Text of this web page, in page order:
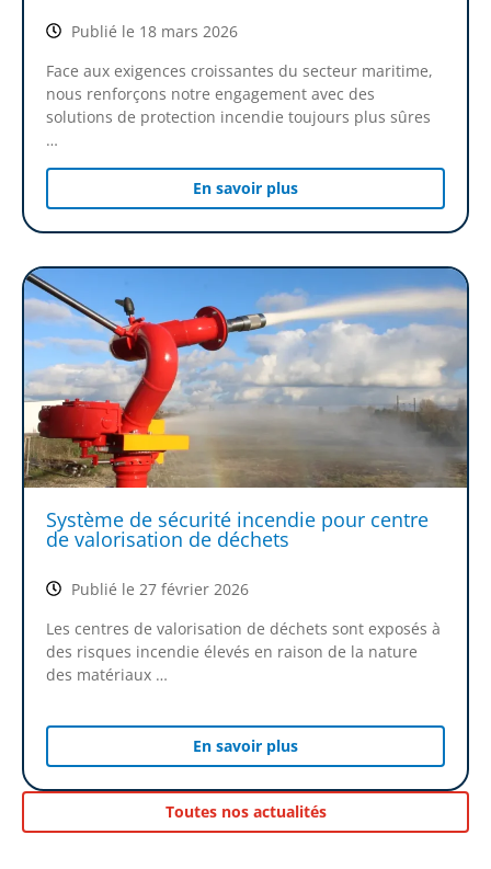
Publié le 18 mars 2026
Face aux exigences croissantes du secteur maritime,
nous renforçons notre engagement avec des
solutions de protection incendie toujours plus sûres
…
En savoir plus
Système de sécurité incendie pour centre
de valorisation de déchets
Publié le 27 février 2026
Les centres de valorisation de déchets sont exposés à
des risques incendie élevés en raison de la nature
des matériaux …
En savoir plus
Toutes nos actualités